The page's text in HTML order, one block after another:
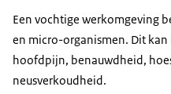
Een vochtige werkomgeving
en micro-organismen. Dit
hoofdpijn, benauwdheid,
neusverkoudheid.